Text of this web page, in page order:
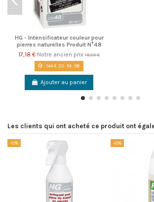
HG - Intensificateur couleur pour
pierres naturelles Produit N°48
17,18 € Notre ancien prix 19,09 €
144d. 20:54:06
Ajouter au panier
Les clients qui ont acheté ce produit ont
-10% -10%